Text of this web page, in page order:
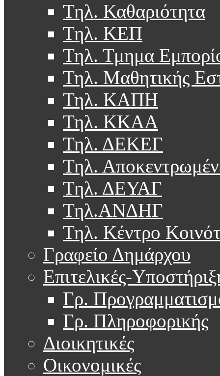
Τηλ. Καθαριότητα
Τηλ. ΚΕΠ
Τηλ. Τμημα
Τηλ. Μαθητικής
Τηλ. ΚΑΠΗ
Τηλ. ΚΚΑΑ
Τηλ. ΔΕΚΕΓ
Τηλ.
Τηλ. ΔΕΥΑΓ
Τηλ.ΑΝΔΗΓ
Τηλ. Κέντρο
Γραφείο Δημάρχου
Επιτελικές-
Γρ.
Γρ. Πληροφορικής
Διοικητικές
Οικονομικές